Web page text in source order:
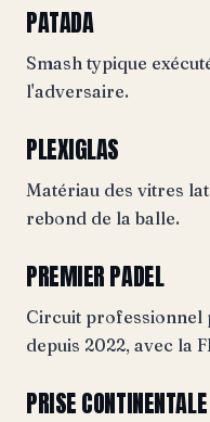
PATADA
Smash typique
l'adversaire.
PLEXIGLAS
Matériau des vitres
rebond de la balle.
PREMIER PADEL
Circuit professionnel
depuis 2022, avec la
PRISE CONTINENTALE